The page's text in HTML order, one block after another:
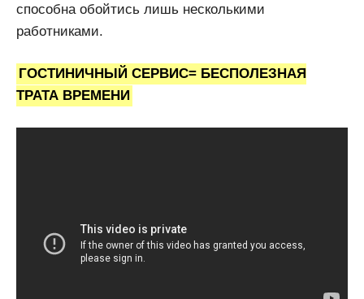
способна обойтись лишь несколькими
работниками.
ГОСТИНИЧНЫЙ СЕРВИС= БЕСПОЛЕЗНАЯ
ТРАТА ВРЕМЕНИ